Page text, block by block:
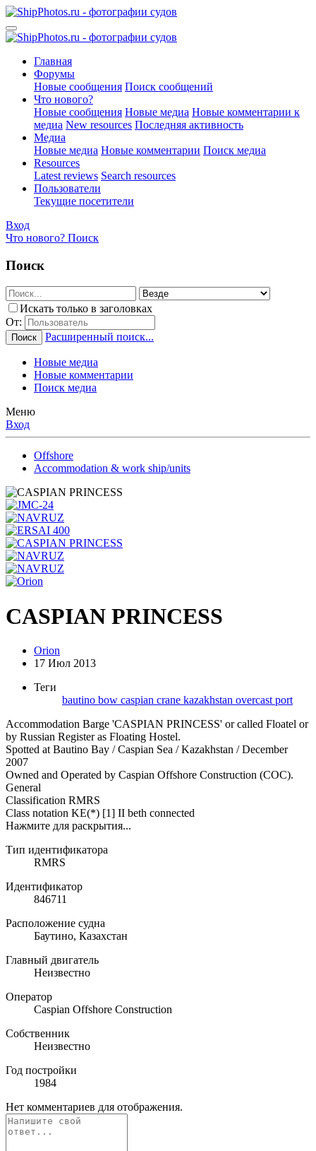
Главная
Форумы
Новые сообщения Поиск сообщений
Что нового?
Новые сообщения Новые медиа Новые комментарии к
медиа New resources Последняя активность
Медиа
Новые медиа Новые комментарии Поиск медиа
Resources
Latest reviews Search resources
Пользователи
Текущие посетители
Вход
Что нового? Поиск
Поиск
Искать только в заголовках
От:
Поиск Расширенный поиск...
Новые медиа
Новые комментарии
Поиск медиа
Меню
Вход
Offshore
Accommodation & work ship/units
CASPIAN PRINCESS
Orion
17 Июл 2013
Теги
bautino bow caspian crane kazakhstan overcast port
Accommodation Barge 'CASPIAN PRINCESS' or called Floatel or
by Russian Register as Floating Hostel.
Spotted at Bautino Bay / Caspian Sea / Kazakhstan / December
2007
Owned and Operated by Caspian Offshore Construction (COC).
General
Classification RMRS
Class notation KE(*) [1] II beth connected
Нажмите для раскрытия...
Тип идентификатора
RMRS
Идентификатор
846711
Расположение судна
Баутино, Казахстан
Главный двигатель
Неизвестно
Оператор
Caspian Offshore Construction
Собственник
Неизвестно
Год постройки
1984
Нет комментариев для отображения.